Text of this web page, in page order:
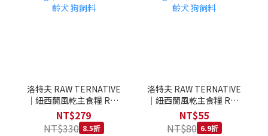
洛特夫 RAW TERNATIVE
｜紐西蘭風乾主食糧 RT3
羊肉 142g｜風乾主食糧 羊
肉 全齡犬 狗飼料
NT$279
NT$330 8.5折
洛特夫 RAW TERNATIVE
｜紐西蘭風乾主食糧 RT1
牛肉 25g｜風乾主食糧 牛
肉 全齡犬 狗飼料
NT$55
NT$80 6.9折